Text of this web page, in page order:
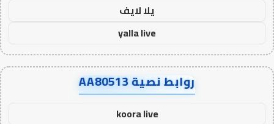
يلا لايف
yalla live
روابط نصية AA80513
koora live